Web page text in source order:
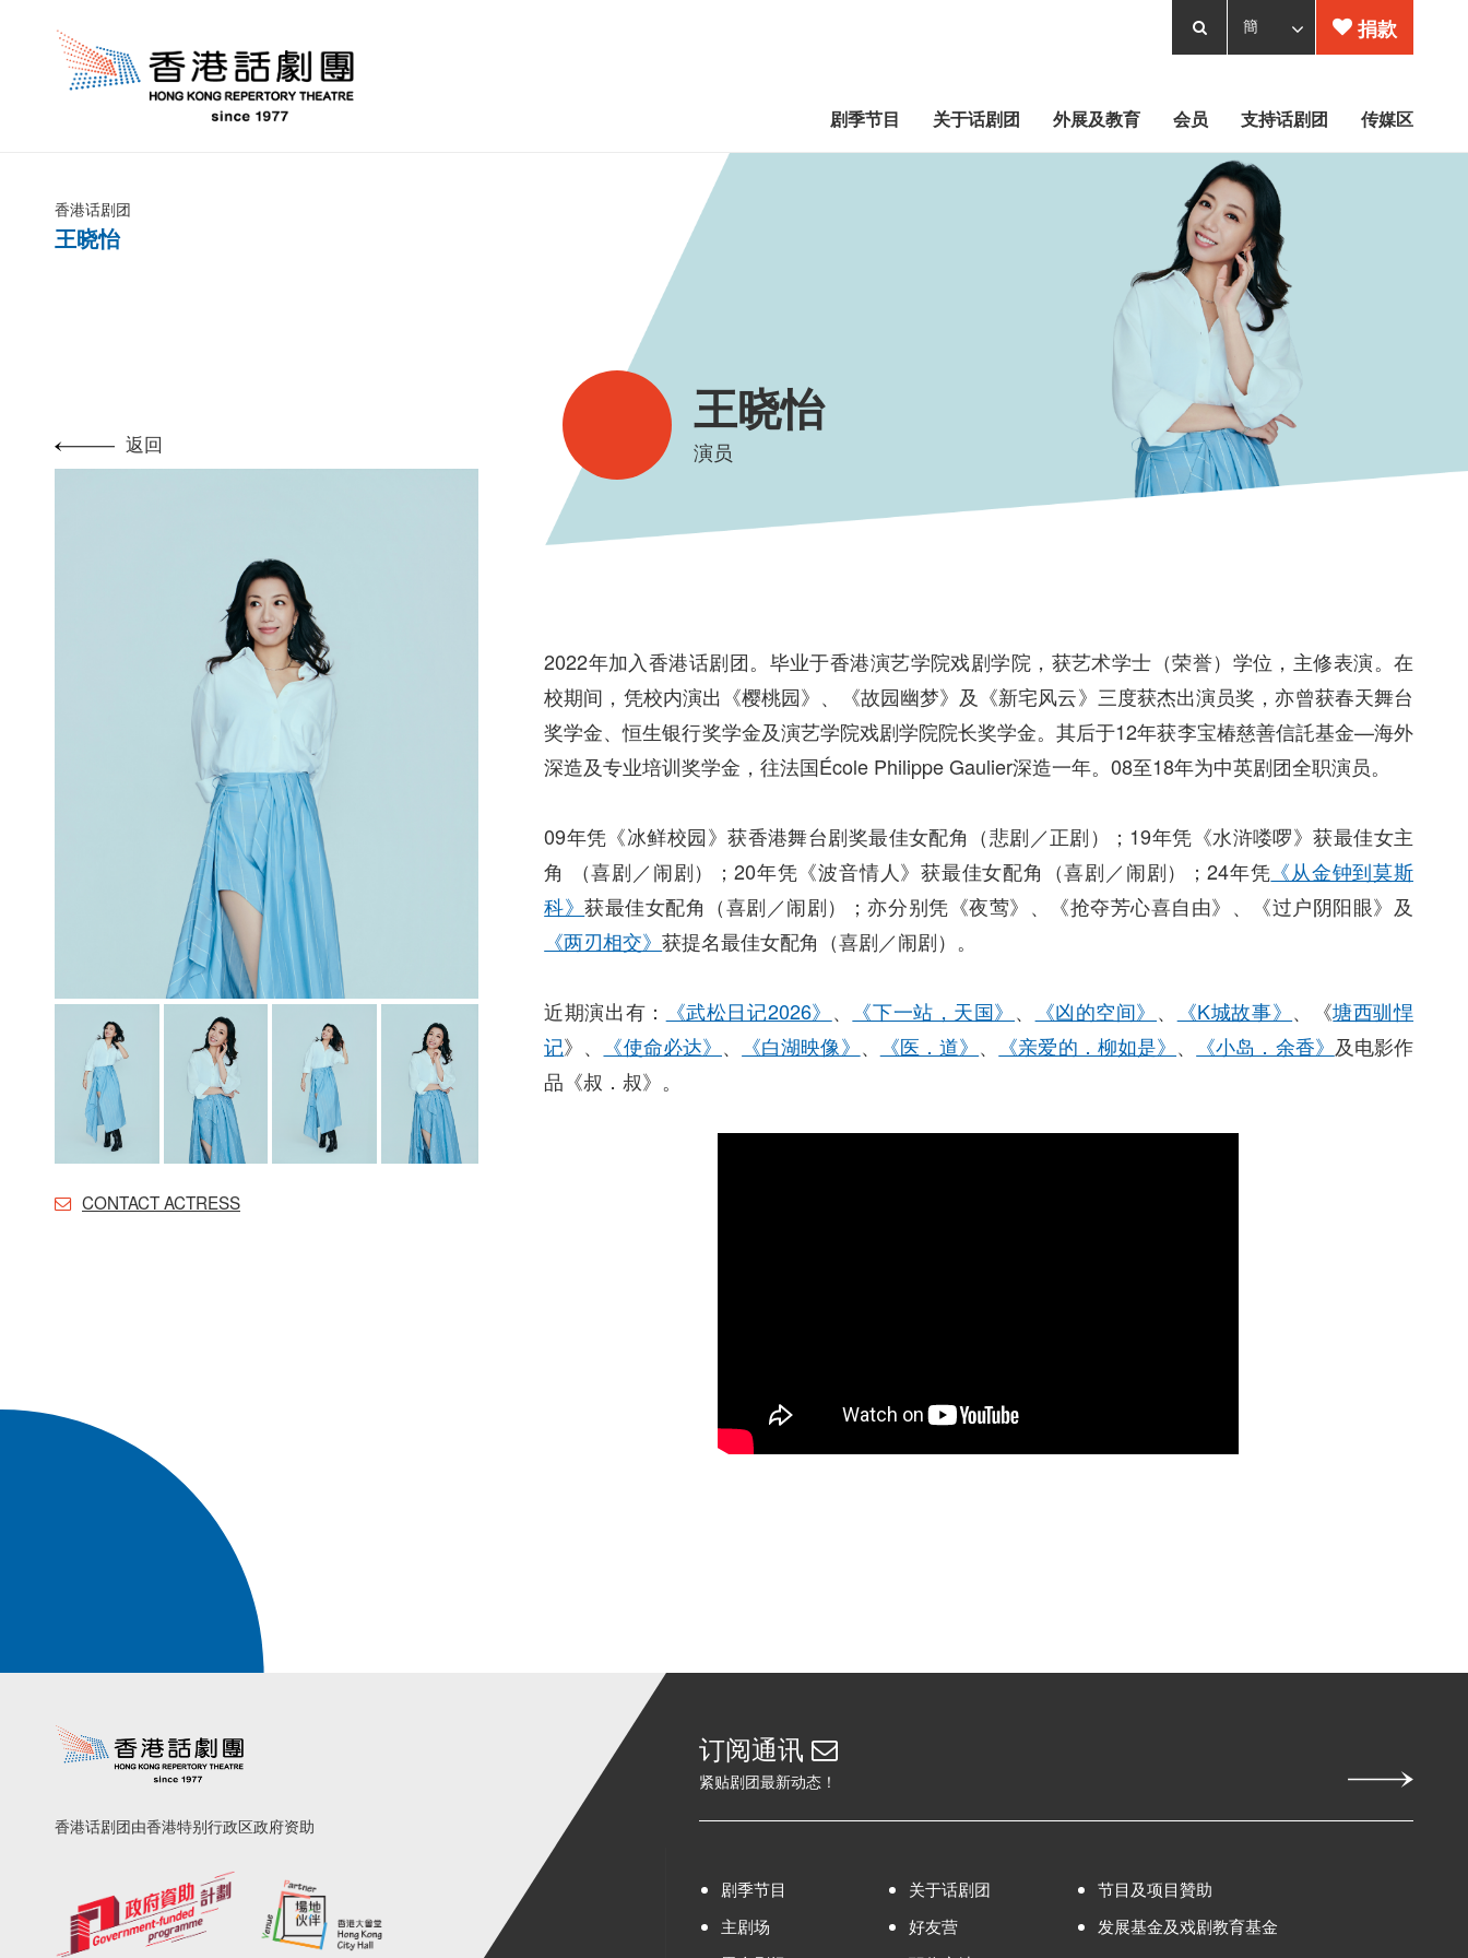
剧季节目 关于话剧团 外展及教育 会员 支持话剧团 传媒区
捐款
香港话剧团
王晓怡
返回
CONTACT ACTRESS
王晓怡
演员
2022年加入香港话剧团。毕业于香港演艺学院戏剧学院，获艺术学士（荣誉）学位，主修表演。在
校期间，凭校内演出《樱桃园》、《故园幽梦》及《新宅风云》三度获杰出演员奖，亦曾获春天舞台
奖学金、恒生银行奖学金及演艺学院戏剧学院院长奖学金。其后于12年获李宝椿慈善信託基金—海外
深造及专业培训奖学金，往法国École Philippe Gaulier深造一年。08至18年为中英剧团全职演员。
09年凭《冰鲜校园》获香港舞台剧奖最佳女配角（悲剧／正剧）；19年凭《水浒喽啰》获最佳女主
角 （喜剧／闹剧）；20年凭《波音情人》获最佳女配角（喜剧／闹剧）；24年凭 《从金钟到莫斯
科》获最佳女配角（喜剧／闹剧）；亦分别凭《夜莺》、《抢夺芳心喜自由》、《过户阴阳眼》及
《两刃相交》获提名最佳女配角（喜剧／闹剧）。
近期演出有： 《武松日记2026》 、 《下一站，天国》 、 《凶的空间》 、 《K城故事》 、《塘西驯悍
记》、 《使命必达》 、 《白湖映像》 、 《医．道》 、 《亲爱的．柳如是》 、 《小岛．余香》 及电影作
品《叔．叔》。
香港话剧团由香港特别行政区政府资助
订阅通讯
紧贴剧团最新动态！
剧季节目
主剧场
关于话剧团
好友营
节目及项目贊助
发展基金及戏剧教育基金